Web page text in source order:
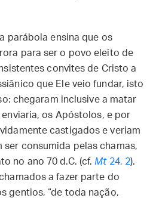
parábola ensina que os
para ser o povo eleito de
convites de Cristo a
que Ele veio fundar, isto
chegaram inclusive a matar
os Apóstolos, e por
castigados e veriam
ser consumida pelas chamas,
no ano 70 d.C. (cf. Mt24, 2).
a fazer parte do
gentios, “de toda nação,